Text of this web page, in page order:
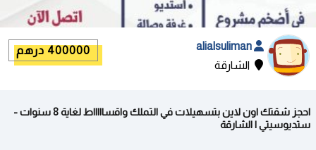
الشارقة
400000 درهم
احجز شقتك اون لاين بتسهيلات في التملك واقساااااط لغاية 8 سنوات -
ستديوسيتي | الشارقة